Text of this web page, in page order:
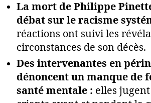
La mort de Philippe
débat sur le racisme
réactions ont suivi les
circonstances de son décès.
Des intervenantes en
dénoncent un manque de
santé mentale : elles